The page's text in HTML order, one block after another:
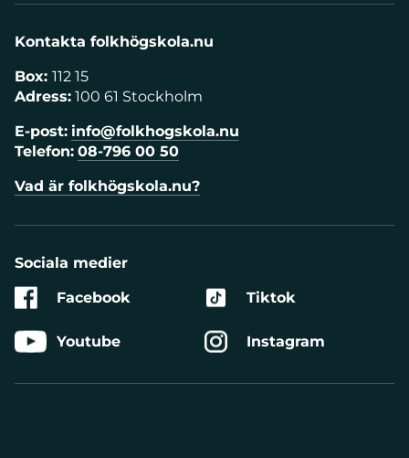
Kontakta folkhögskola.nu
Box: 112 15
Adress: 100 61 Stockholm
E-post: info@folkhogskola.nu
Telefon: 08-796 00 50
Vad är folkhögskola.nu?
Sociala medier
Facebook
Youtube
Tiktok
Instagram